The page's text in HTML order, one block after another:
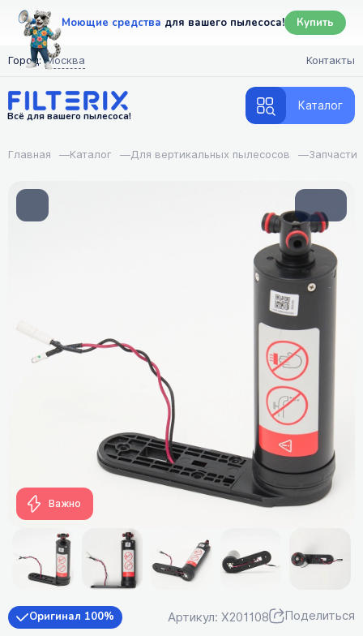
Моющие средства для вашего пылесоса! Купить
Город: Москва Контакты
Всё для вашего пылесоса!
Каталог
Главная —Каталог —Для вертикальных пылесосов —Запчасти
Важно
Оригинал 100% Артикул: X201108 Поделиться